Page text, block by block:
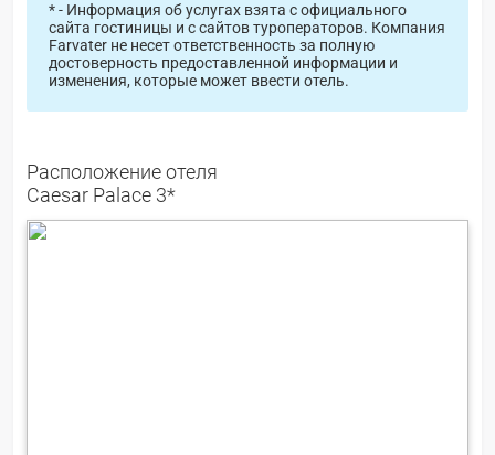
* - Информация об услугах взята с официального
сайта гостиницы и с сайтов туроператоров. Компания
Farvater не несет ответственность за полную
достоверность предоставленной информации и
изменения, которые может ввести отель.
Расположение отеля
Caesar Palace 3*